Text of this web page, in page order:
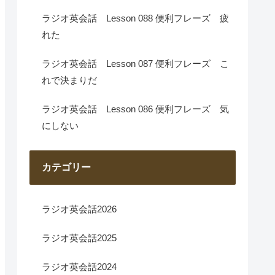
ラジオ英会話 Lesson 088 便利フレーズ 疲
れた
ラジオ英会話 Lesson 087 便利フレーズ こ
れで決まりだ
ラジオ英会話 Lesson 086 便利フレーズ 気
にしない
カテゴリー
ラジオ英会話2026
ラジオ英会話2025
ラジオ英会話2024